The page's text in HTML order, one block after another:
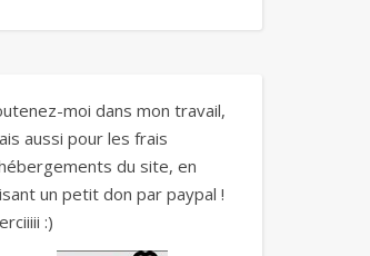
moi dans mon travail,
aussi pour les frais
du site, en
un petit don par paypal !
:)